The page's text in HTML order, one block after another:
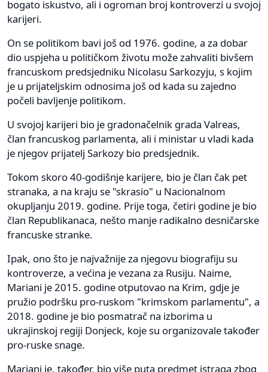
bogato iskustvo, ali i ogroman broj kontroverzi u svojoj
karijeri.
On se politikom bavi još od 1976. godine, a za dobar
dio uspjeha u političkom životu može zahvaliti bivšem
francuskom predsjedniku Nicolasu Sarkozyju, s kojim
je u prijateljskim odnosima još od kada su zajedno
počeli bavljenje politikom.
U svojoj karijeri bio je gradonačelnik grada Valreas,
član francuskog parlamenta, ali i ministar u vladi kada
je njegov prijatelj Sarkozy bio predsjednik.
Tokom skoro 40-godišnje karijere, bio je član čak pet
stranaka, a na kraju se "skrasio" u Nacionalnom
okupljanju 2019. godine. Prije toga, četiri godine je bio
član Republikanaca, nešto manje radikalno desničarske
francuske stranke.
Ipak, ono što je najvažnije za njegovu biografiju su
kontroverze, a većina je vezana za Rusiju. Naime,
Mariani je 2015. godine otputovao na Krim, gdje je
pružio podršku pro-ruskom "krimskom parlamentu", a
2018. godine je bio posmatrač na izborima u
ukrajinskoj regiji Donjeck, koje su organizovale također
pro-ruske snage.
Mariani je, također, bio više puta predmet istraga zbog